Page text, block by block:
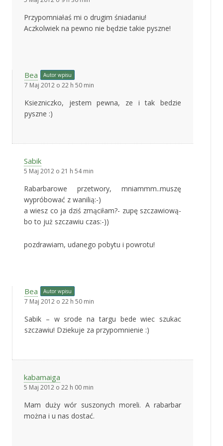
Przypomniałaś mi o drugim śniadaniu!
Aczkolwiek na pewno nie będzie takie pyszne!
Bea Autor wpisu
7 Maj 2012 o 22 h 50 min
Ksiezniczko, jestem pewna, ze i tak bedzie
pyszne :)
Sabik
5 Maj 2012 o 21 h 54 min
Rabarbarowe przetwory, mniammm..muszę
wypróbować z wanilią:-)
a wiesz co ja dziś zmąciłam?- zupę szczawiową-
bo to już szczawiu czas:-))
pozdrawiam, udanego pobytu i powrotu!
Bea Autor wpisu
7 Maj 2012 o 22 h 50 min
Sabik – w srode na targu bede wiec szukac
szczawiu! Dziekuje za przypomnienie :)
kabamaiga
5 Maj 2012 o 22 h 00 min
Mam duży wór suszonych moreli. A rabarbar
można i u nas dostać.